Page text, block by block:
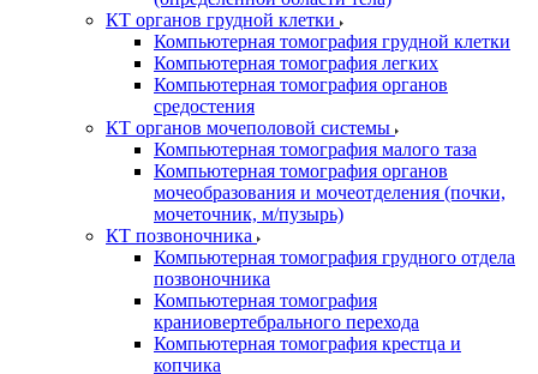
КТ органов грудной клетки
Компьютерная томография грудной клетки
Компьютерная томография легких
Компьютерная томография органов
средостения
КТ органов мочеполовой системы
Компьютерная томография малого таза
Компьютерная томография органов
мочеобразования и мочеотделения (почки,
мочеточник, м/пузырь)
КТ позвоночника
Компьютерная томография грудного отдела
позвоночника
Компьютерная томография
краниовертебрального перехода
Компьютерная томография крестца и
копчика